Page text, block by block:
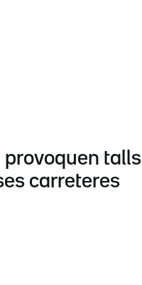
provoquen talls
carreteres